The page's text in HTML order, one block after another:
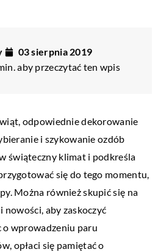
03 sierpnia 2019
aby przeczytać ten wpis
odpowiednie dekorowanie
i szykowanie ozdób
świąteczny klimat i podkreśla
się do tego momentu,
Można również skupić się na
aby zaskoczyć
o wprowadzeniu paru
opłaci się pamiętać o